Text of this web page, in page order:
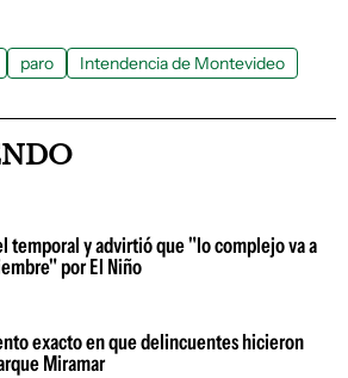
paro Intendencia de Montevideo
temporal y advirtió que "lo complejo va a
por El Niño
exacto en que delincuentes hicieron
Miramar